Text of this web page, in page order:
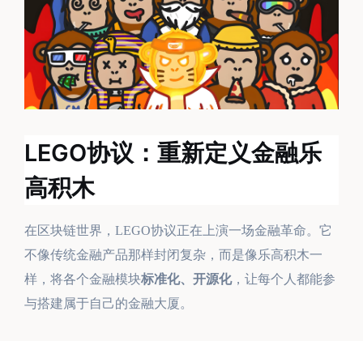
LEGO协议：重新定义金融乐
高积木
在区块链世界，LEGO协议正在上演一场金融革命。它
不像传统金融产品那样封闭复杂，而是像乐高积木一
样，将各个金融模块标准化、开源化，让每个人都能参
与搭建属于自己的金融大厦。